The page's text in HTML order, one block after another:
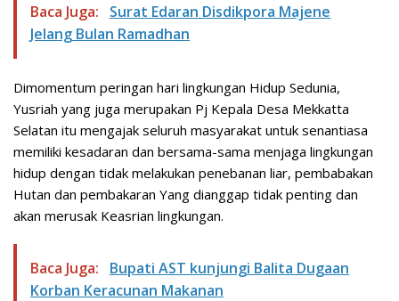
Baca Juga:
Surat Edaran Disdikpora Majene
Jelang Bulan Ramadhan
Dimomentum peringan hari lingkungan Hidup Sedunia,
Yusriah yang juga merupakan Pj Kepala Desa Mekkatta
Selatan itu mengajak seluruh masyarakat untuk senantiasa
memiliki kesadaran dan bersama-sama menjaga lingkungan
hidup dengan tidak melakukan penebanan liar, pembabakan
Hutan dan pembakaran Yang dianggap tidak penting dan
akan merusak Keasrian lingkungan.
Baca Juga:
Bupati AST kunjungi Balita Dugaan
Korban Keracunan Makanan